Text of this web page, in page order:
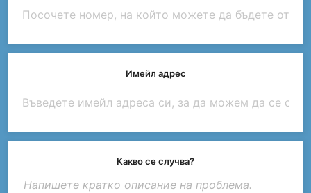
Имейл адрес
Какво се случва?